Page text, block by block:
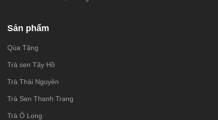
Sản phẩm
Qùa Tặng
Trà sen Tây Hồ
Trà Thái Nguyên
Trà Sen Thanh Trang
Trà Ô Long